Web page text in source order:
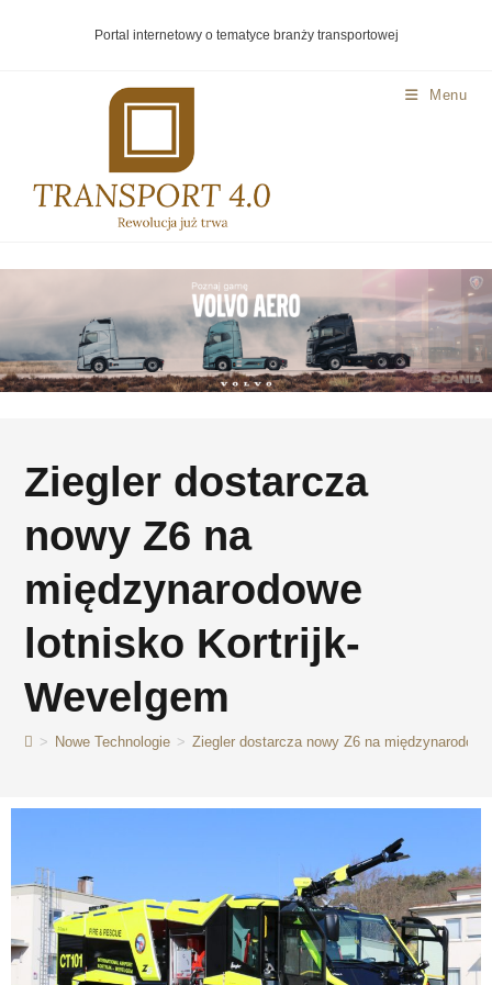
Portal internetowy o tematyce branży transportowej
Menu
Ziegler dostarcza
nowy Z6 na
międzynarodowe
lotnisko Kortrijk-
Wevelgem
> Nowe Technologie > Ziegler dostarcza nowy Z6 na